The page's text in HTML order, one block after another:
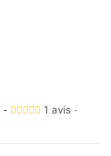
- 1 avis -